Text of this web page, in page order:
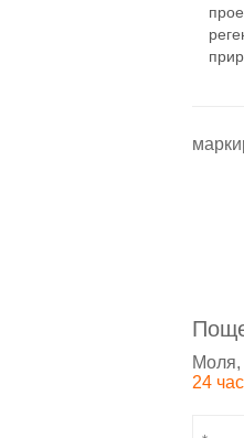
Моля,
24